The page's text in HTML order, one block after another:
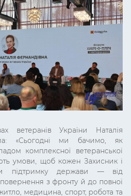
ветеранів України Наталія
«Сьогодні ми бачимо, як
комплексної ветеранської
умови, щоб кожен Захисник і
підтримку держави — від
з фронту й до повної
медицина, спорт, робота та